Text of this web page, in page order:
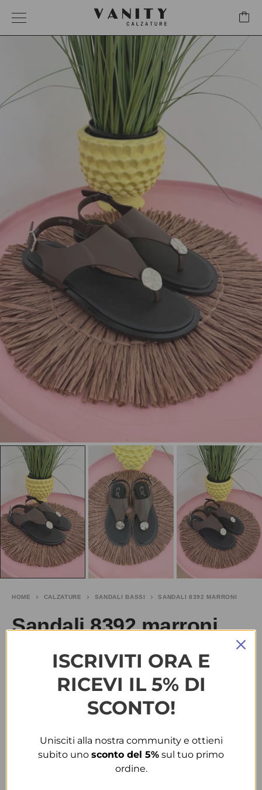
HOME CALZATURE SANDALI BASSI SANDALI 8392 MARRONI
Sandali 8392 marroni
€15.00
10.00
COLORE
ISCRIVITI ORA E
RICEVI IL 5% DI
SCONTO!
Unisciti alla nostra community e ottieni
subito uno sconto del 5% sul tuo primo
ordine.